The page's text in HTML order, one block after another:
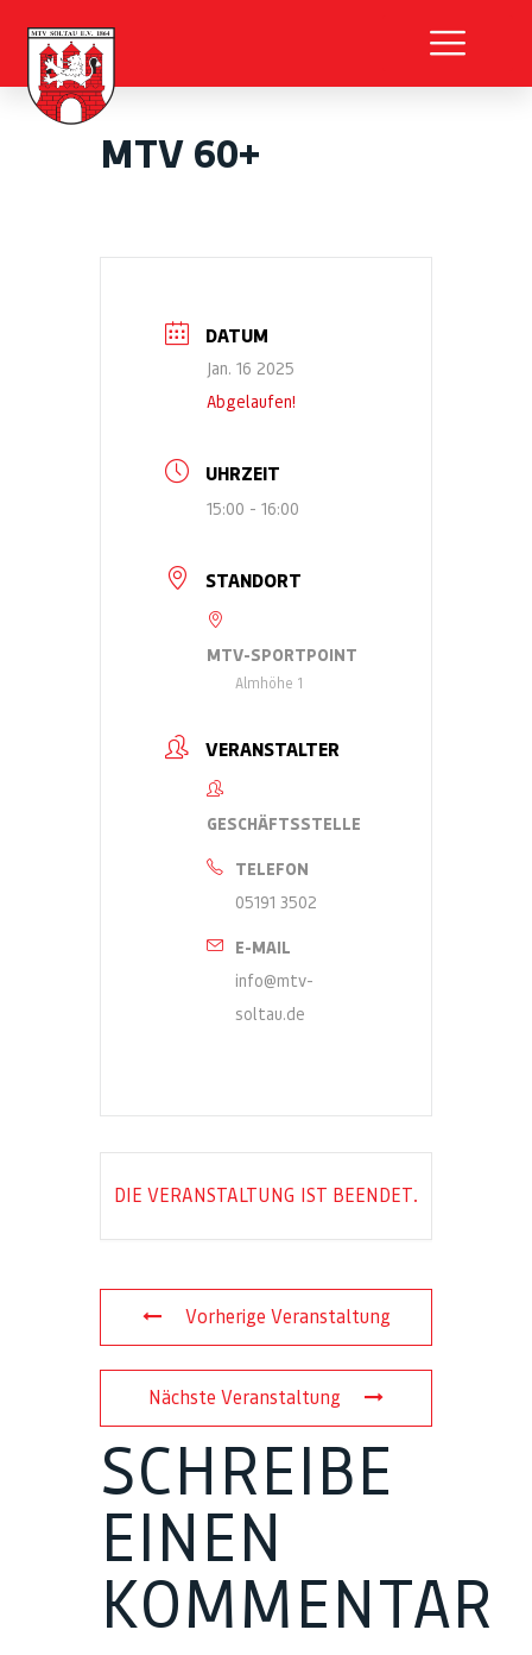
MTV 60+
DATUM
Jan. 16 2025
Abgelaufen!
UHRZEIT
15:00 - 16:00
STANDORT
MTV-SPORTPOINT
Almhöhe 1
VERANSTALTER
GESCHÄFTSSTELLE
TELEFON
05191 3502
E-MAIL
info@mtv-
soltau.de
DIE VERANSTALTUNG IST BEENDET.
Vorherige Veranstaltung
Nächste Veranstaltung
SCHREIBE
EINEN
KOMMENTAR